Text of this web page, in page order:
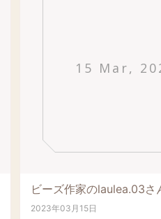
15 Mar,
2023年03月15日